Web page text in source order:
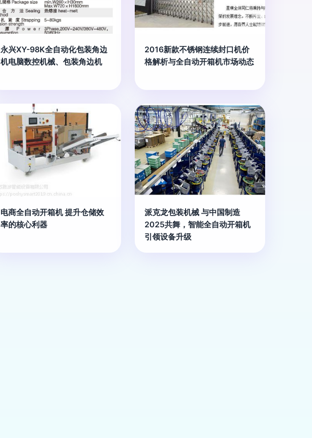
永兴XY-98K全自动化包装角边
机电脑数控机械、包装角边机
2016新款不锈钢连续封口机价
格解析与全自动开箱机市场动态
电商全自动开箱机 提升仓储效
率的核心利器
派克龙包装机械 与中国制造
2025共舞，智能全自动开箱机
引领设备升级